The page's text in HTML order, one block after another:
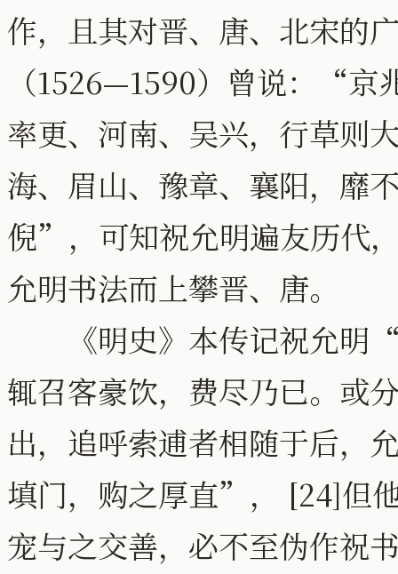
作，且其对晋、唐、北宋的
（1526—1590）曾说：“京
率更、河南、吴兴，行草则
海、眉山、豫章、襄阳，靡
倪”，可知祝允明遍友历代
允明书法而上攀晋、唐。
《明史》本传记祝允明“
辄召客豪饮，费尽乃已。或
出，追呼索逋者相随于后
填门，购之厚直”， [24]但
宠与之交善，必不至伪作祝